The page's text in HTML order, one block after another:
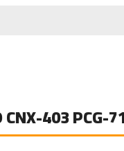
CNX-403 PCG-